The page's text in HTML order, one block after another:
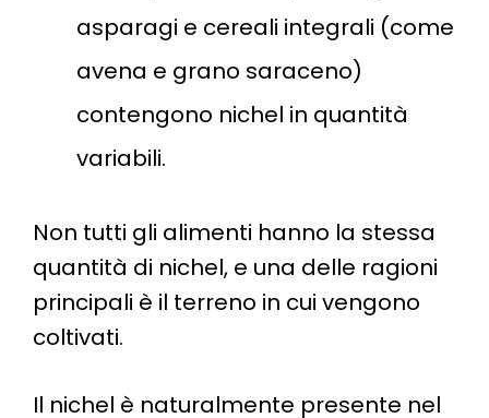
asparagi e cereali integrali (come
avena e grano saraceno)
contengono nichel in quantità
variabili​​.
Non tutti gli alimenti hanno la stessa
quantità di nichel, e una delle ragioni
principali è il terreno in cui vengono
coltivati.
Il nichel è naturalmente presente nel